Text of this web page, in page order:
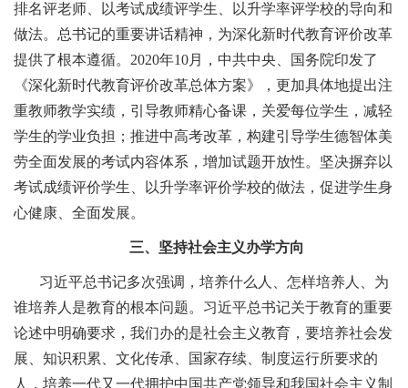
排名评老师、以考试成绩评学生、以升学率评学校的导向和
做法。总书记的重要讲话精神，为深化新时代教育评价改革
提供了根本遵循。2020年10月，中共中央、国务院印发了
《深化新时代教育评价改革总体方案》，更加具体地提出注
重教师教学实绩，引导教师精心备课，关爱每位学生，减轻
学生的学业负担；推进中高考改革，构建引导学生德智体美
劳全面发展的考试内容体系，增加试题开放性。坚决摒弃以
考试成绩评价学生、以升学率评价学校的做法，促进学生身
心健康、全面发展。
三、坚持社会主义办学方向
习近平总书记多次强调，培养什么人、怎样培养人、为
谁培养人是教育的根本问题。习近平总书记关于教育的重要
论述中明确要求，我们办的是社会主义教育，要培养社会发
展、知识积累、文化传承、国家存续、制度运行所要求的
人，培养一代又一代拥护中国共产党领导和我国社会主义制